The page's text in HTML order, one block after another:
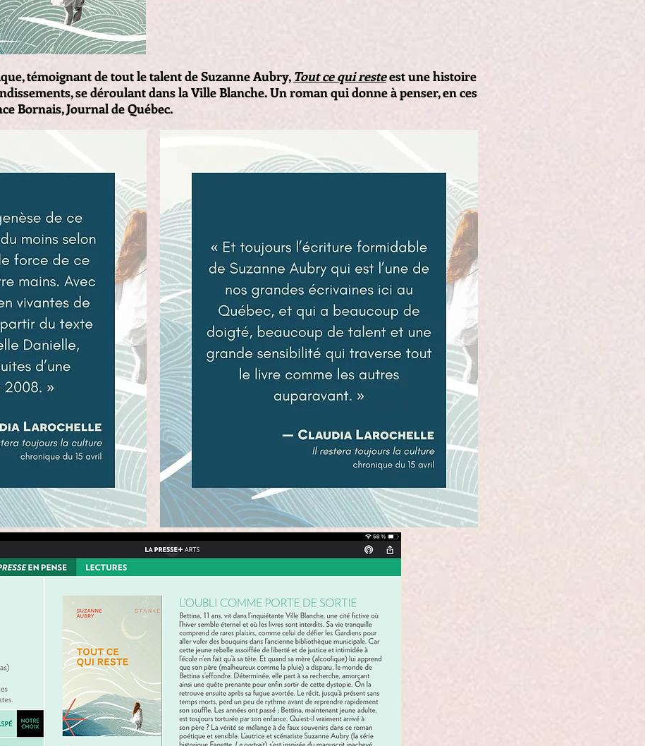
témoignant de tout le talent de Suzanne Aubry, Tout ce qui resteest une histoire
se déroulant dans la Ville Blanche. Un roman qui donne à penser, en ces
Bornais, Journal de Québec.